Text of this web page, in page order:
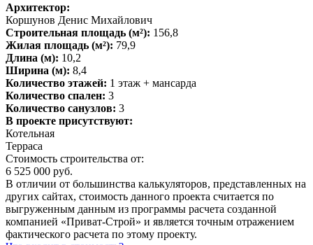
Архитектор:
Коршунов Денис Михайлович
Строительная площадь (м²): 156,8
Жилая площадь (м²): 79,9
Длина (м): 10,2
Ширина (м): 8,4
Количество этажей: 1 этаж + мансарда
Количество спален: 3
Количество санузлов: 3
В проекте присутствуют:
Котельная
Терраса
Стоимость строительства от:
6 525 000 руб.
В отличии от большинства калькуляторов, представленных на
других сайтах, стоимость данного проекта считается по
выгруженным данным из программы расчета созданной
компанией «Приват-Строй» и является точным отражением
фактического расчета по этому проекту.